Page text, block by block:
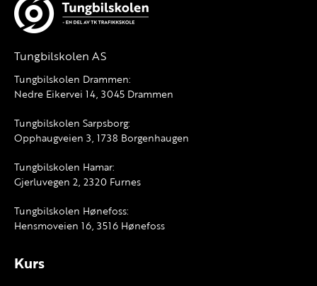
Tungbilskolen AS
Tungbilskolen Drammen:
Nedre Eikervei 14, 3045 Drammen
Tungbilskolen Sarpsborg:
Opphaugveien 3, 1738 Borgenhaugen
Tungbilskolen Hamar:
Gjerluvegen 2, 2320 Furnes
Tungbilskolen Hønefoss:
Hensmoveien 16, 3516 Hønefoss
Kurs